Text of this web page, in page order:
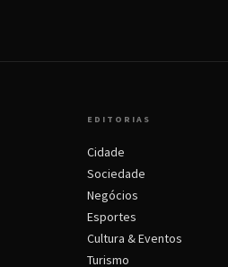
EDITORIAS
Cidade
Sociedade
Negócios
Esportes
Cultura & Eventos
Turismo